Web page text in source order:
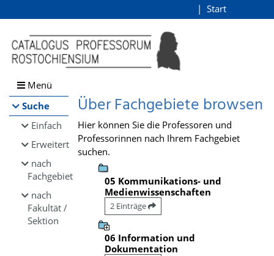
Browsen
direkt zum Inhalt
Start
Menü
Suche
Einfach
Erweitert
nach
Fachgebiet
nach
Fakultät /
Sektion
Über Fachgebiete browsen
Hier können Sie die Professoren und
Professorinnen nach Ihrem Fachgebiet
suchen.
05 Kommunikations- und
Medienwissenschaften
2 Einträge
06 Information und
Dokumentation